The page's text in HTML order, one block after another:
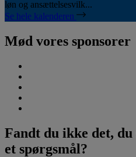
løn og ansættelsesvilk...
Se hele kalenderen
Mød vores sponsorer
Fandt du ikke det,
et spørgsmål?